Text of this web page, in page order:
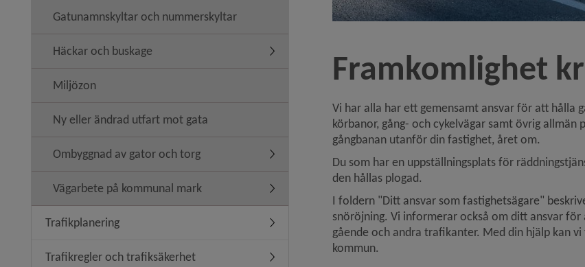
Gatunamnskyltar och nummerskyltar
Häckar och buskage Undermeny för Häckar och buskage
Miljözon
Ny eller ändrad utfart mot gata
Ombyggnad av gator och torg Undermeny för Ombyggnad av gator och torg
Vägarbete på kommunal mark Undermeny för Vägarbete på kommunal mark
Trafikplanering Undermeny för Trafikplanering
Trafikregler och trafiksäkerhet Undermeny för Trafikregler och trafiksäkerhet
Framkomlighet
Vi har alla har ett gemensamt ansvar för att hålla
körbanor, gång- och cykelvägar samt övrig
gångbanan utanför din fastighet, året om.
Du som har en uppställningsplats för
den hållas plogad.
I foldern "Ditt ansvar som fastighetsägare"
snöröjning. Vi informerar också om ditt ansvar
gående och andra trafikanter. Med din hjälp kan
kommun.